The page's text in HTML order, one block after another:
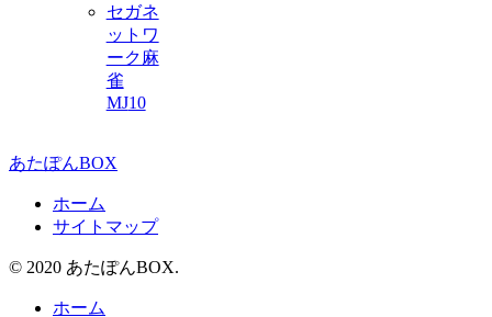
セガネ
ットワ
ーク麻
雀
MJ10
あたぽんBOX
ホーム
サイトマップ
© 2020 あたぽんBOX.
ホーム